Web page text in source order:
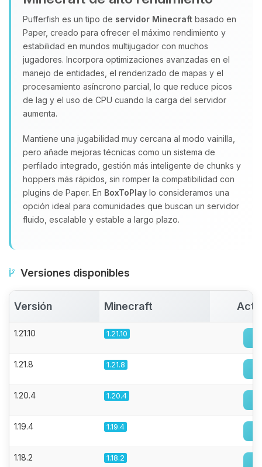
Pufferfish es un tipo de servidor Minecraft basado en
Paper, creado para ofrecer el máximo rendimiento y
estabilidad en mundos multijugador con muchos
jugadores. Incorpora optimizaciones avanzadas en el
manejo de entidades, el renderizado de mapas y el
procesamiento asíncrono parcial, lo que reduce picos
de lag y el uso de CPU cuando la carga del servidor
aumenta.
Mantiene una jugabilidad muy cercana al modo vainilla,
pero añade mejoras técnicas como un sistema de
perfilado integrado, gestión más inteligente de chunks y
hoppers más rápidos, sin romper la compatibilidad con
plugins de Paper. En BoxToPlay lo consideramos una
opción ideal para comunidades que buscan un servidor
fluido, escalable y estable a largo plazo.
Versiones disponibles
Versión Minecraft
1.21.10 1.21.10
1.21.8 1.21.8
1.20.4 1.20.4
1.19.4 1.19.4
1.18.2 1.18.2
hablar! Soy Choupy, tu pequeno
asistente de BoxToPlay. Cuentame
que necesitas y moveré mis
pequenos circuitos para ayudarte.
07/08/2026 12:10